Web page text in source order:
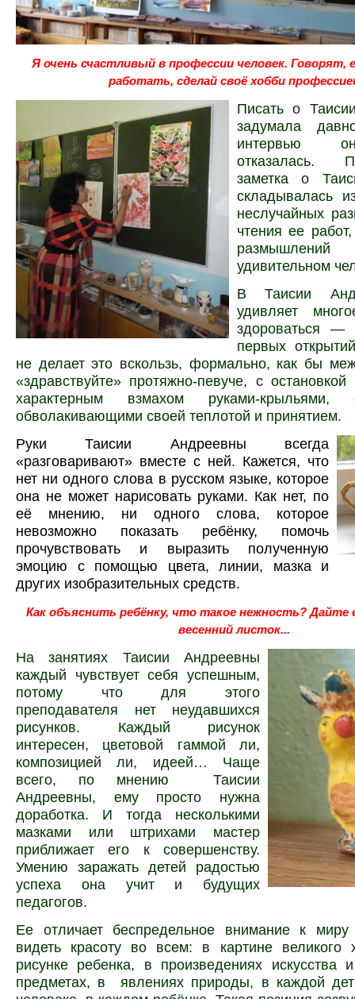
Я очень счастливый в профессии человек. Говорят,
работать, сделай своё хобби
Писать о
задумала
интервью
отказалась.
заметка о
складывалась
неслучайных
чтения ее
удивительном
В Таисии
удивляет
здороваться
первых
не делает это вскользь, формально, как бы
«здравствуйте» протяжно-певуче, с
характерным взмахом руками-крыльями,
обволакивающими своей теплотой и принятием.
Руки Таисии Андреевны всегда
«разговаривают» вместе с ней. Кажется, что
нет ни одного слова в русском языке, которое
она не может нарисовать руками. Как нет, по
её мнению, ни одного слова, которое
невозможно показать ребёнку, помочь
прочувствовать и выразить полученную
эмоцию с помощью цвета, линии, мазка и
других изобразительных средств.
Как объяснить ребёнку, что такое нежность? Дайте
весенний листок...
На занятиях Таисии Андреевны
каждый чувствует себя успешным,
потому что для этого
преподавателя нет неудавшихся
рисунков. Каждый рисунок
интересен, цветовой гаммой ли,
композицией ли, идеей… Чаще
всего, по мнению Таисии
Андреевны, ему просто нужна
доработка. И тогда несколькими
мазками или штрихами мастер
приближает его к совершенству.
Умению заражать детей радостью
успеха она учит и будущих
педагогов.
Ее отличает беспредельное внимание к
видеть красоту во всем: в картине великого
рисунке ребенка, в произведениях
предметах, в явлениях природы, в каждой